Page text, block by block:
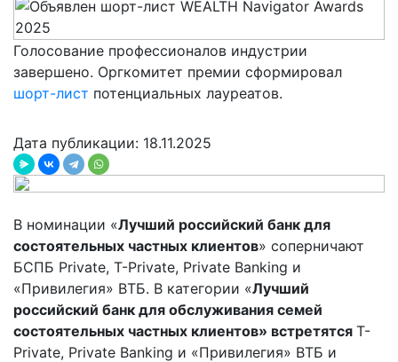
Голосование профессионалов индустрии
завершено. Оргкомитет премии сформировал
шорт-лист потенциальных лауреатов.
Дата публикации: 18.11.2025
В номинации «Лучший российский банк для
состоятельных частных клиентов» соперничают
БСПБ Private, Т-Private, Private Banking и
«Привилегия» ВТБ. В категории «Лучший
российский банк для обслуживания семей
состоятельных частных клиентов» встретятся Т-
Private, Private Banking и «Привилегия» ВТБ и